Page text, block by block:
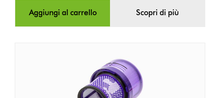
Aggiungi al carrello Scopri di più